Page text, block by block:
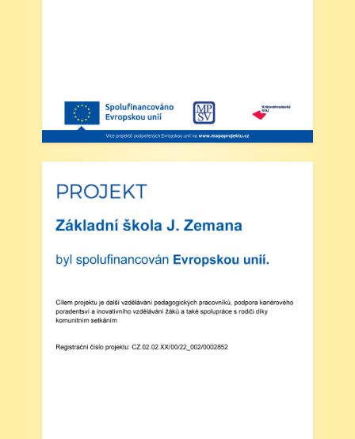
schválenou přihláškou do ŠD).
5. Projekt „Obědy do škol“: Zákonní zástupci
žáků, kteří budou do projektu zapojeni,
předloží škole platné potvrzení z Úřadu práce o
pobírání dávek hmotné nouze. Tito zákonní
zástupci budou dne 2. září 2025 kontaktováni
V Náchodě dne 20. srpna 2025 Ing. Ivo
Zveřejněno: 29.5.2025